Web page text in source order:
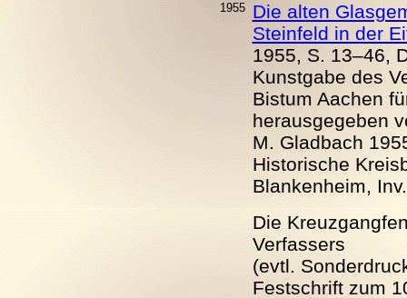
1955
Die alten
Steinfeld in der
1955, S. 13–46,
Kunstgabe des
Bistum Aachen
herausgegeben
M. Gladbach
Historische
Blankenheim,
Die
Verfassers
(evtl.
Festschrift zum